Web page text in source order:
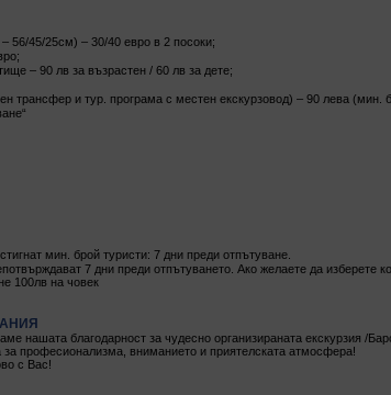
56/45/25см) – 30/40 евро в 2 посоки;
– 90 лв за възрастен / 60 лв за дете;
трансфер и тур. програма с местен екскурзовод) – 90 лева (мин.
мин. брой туристи: 7 дни преди отпътуване.
7 дни преди отпътуването. Ако желаете да изберете
100лв на човек
нашата благодарност за чудесно организираната екскурзия /
професионализма, вниманието и приятелската атмосфера!
с Вас!